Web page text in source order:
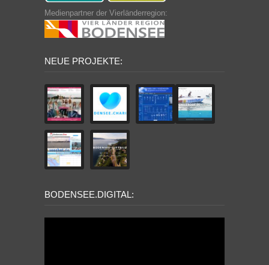
Medienpartner der Vierländerregion:
NEUE PROJEKTE:
BODENSEE.DIGITAL: